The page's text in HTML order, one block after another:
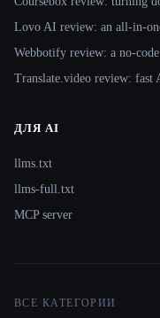
Lovo AI review: an all-in-
Webbotify review: a no-
Translate.video review: fast
ДЛЯ AI
llms.txt
llms-full.txt
MCP server
ВСЕ КАТЕГОРИИ